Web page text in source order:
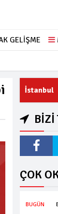
GELİŞME
İstanbul
BİZİ
ÇOK
BUGÜN